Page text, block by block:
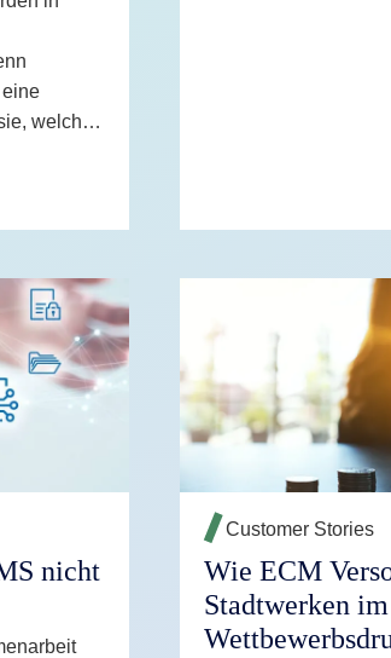
welche
eine
nicht
Customer Stories
Wie ECM
Stadtwerken im